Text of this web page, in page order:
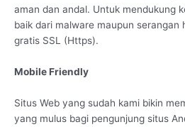
aman dan andal. Untuk mendukung
baik dari malware maupun serangan
gratis SSL (Https).
Mobile Friendly
Situs Web yang sudah kami bikin
yang mulus bagi pengunjung situs